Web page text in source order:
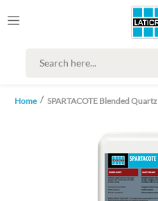
Home SPARTACOTE Blended Quartz